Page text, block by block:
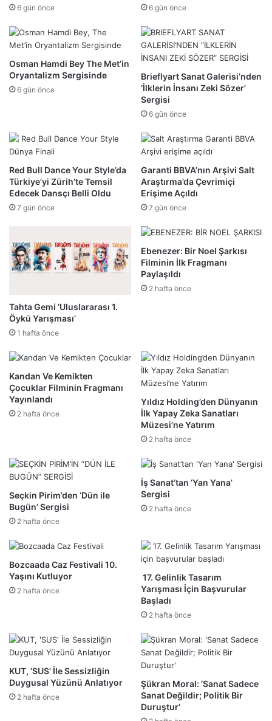
6 gün önce 6 gün önce
Osman Hamdi Bey The Met’in
Oryantalizm Sergisinde
6 gün önce
Brieflyart Sanat Galerisi’nden
‘İlklerin İnsanı Zeki Sözer’
Sergisi
6 gün önce
Red Bull Dance Your Style’da
Türkiye’yi Zürih’te Temsil
Edecek Dansçı Belli Oldu
7 gün önce
Garanti BBVA’nın Arşivi Salt
Araştırma’da Çevrimiçi
Erişime Açıldı
7 gün önce
Tahta Gemi ‘Uluslararası 1.
Öykü Yarışması’
1 hafta önce
Ebenezer: Bir Noel Şarkısı
Filminin İlk Fragmanı
Paylaşıldı
2 hafta önce
Kandan Ve Kemikten
Çocuklar Filminin Fragmanı
Yayınlandı
2 hafta önce
Yıldız Holding’den Dünyanın
İlk Yapay Zeka Sanatları
Müzesi’ne Yatırım
2 hafta önce
Seçkin Pirim’den ‘Dün ile
Bugün’ Sergisi
2 hafta önce
İş Sanat’tan ‘Yan Yana’
Sergisi
2 hafta önce
Bozcaada Caz Festivali 10.
Yaşını Kutluyor
2 hafta önce
17. Gelinlik Tasarım
Yarışması İçin Başvurular
Başladı
2 hafta önce
KUT, ‘SUS’ İle Sessizliğin
Duygusal Yüzünü Anlatıyor
2 hafta önce
Şükran Moral: ‘Sanat Sadece
Sanat Değildir; Politik Bir
Duruştur’